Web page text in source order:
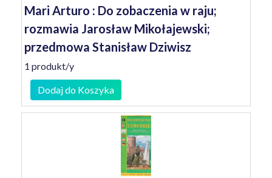
Mari Arturo : Do zobaczenia w raju;
rozmawia Jarosław Mikołajewski;
przedmowa Stanisław Dziwisz
1 produkt/y
Dodaj do Koszyka